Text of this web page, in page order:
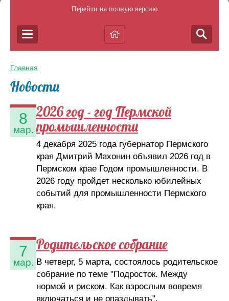
Перейти на полную версию
Главная
Новости
8
мар.
2026 год - год Пермской
промышленности
4 декабря 2025 года губернатор Пермского
края Дмитрий Махонин объявил 2026 год в
Пермском крае Годом промышленности. В
2026 году пройдет несколько юбилейных
событий для промышленности Пермского
края.
7
мар.
Родительское собрание
В четверг, 5 марта, состоялось родительское
собрание по теме "Подросток. Между
нормой и риском. Как взрослым вовремя
включаться и не опаздывать".